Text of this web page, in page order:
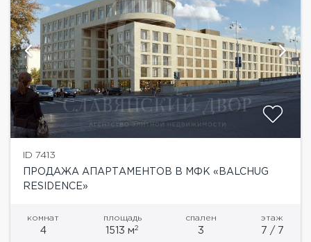
ID 7413
ПРОДАЖА АПАРТАМЕНТОВ В МФК «BALCHUG
RESIDENCE»
комнат
4
площадь
1513 м2
спален
3
этаж
7 / 7